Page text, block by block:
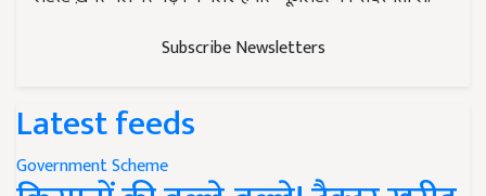
Subscribe Newsletters
Latest feeds
Government Scheme